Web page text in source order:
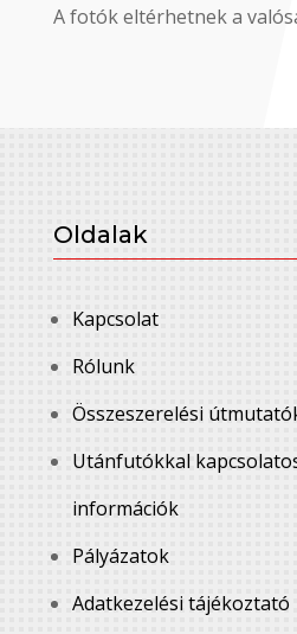
A fotók eltérhetnek a
Oldalak
Kapcsolat
Rólunk
Összeszerelési
Utánfutókkal
információk
Pályázatok
Adatkezelési tájékoztató